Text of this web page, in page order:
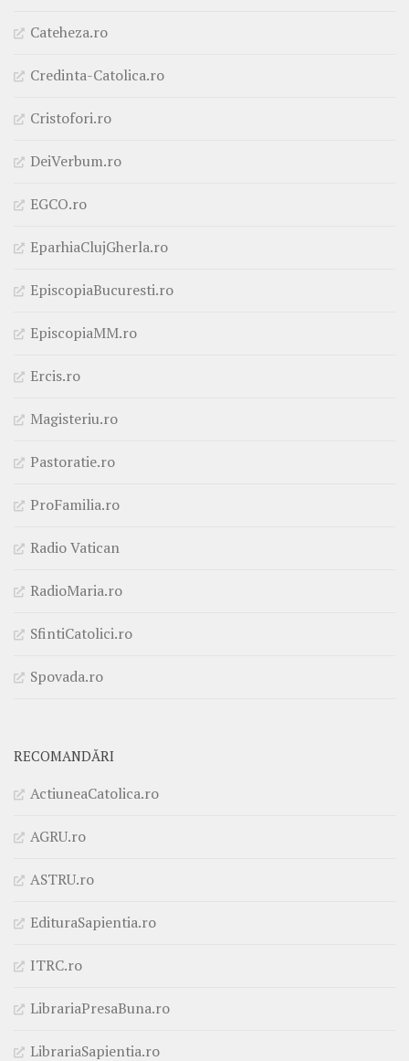
Cateheza.ro
Credinta-Catolica.ro
Cristofori.ro
DeiVerbum.ro
EGCO.ro
EparhiaClujGherla.ro
EpiscopiaBucuresti.ro
EpiscopiaMM.ro
Ercis.ro
Magisteriu.ro
Pastoratie.ro
ProFamilia.ro
Radio Vatican
RadioMaria.ro
SfintiCatolici.ro
Spovada.ro
RECOMANDĂRI
ActiuneaCatolica.ro
AGRU.ro
ASTRU.ro
EdituraSapientia.ro
ITRC.ro
LibrariaPresaBuna.ro
LibrariaSapientia.ro